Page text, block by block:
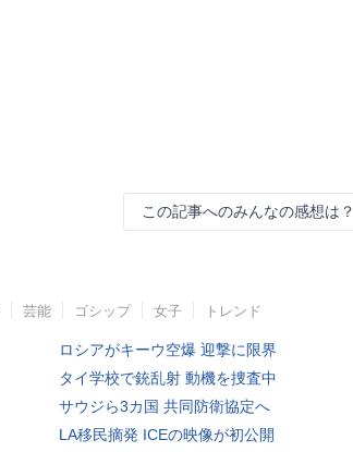
この記事へのみんなの感想は？
芸能 ゴシップ 女子 トレンド
ロシアがキーウ空爆 迎撃に限界
タイ学校で銃乱射 動機を捜査中
サウジら3カ国 共同防衛協定へ
LA移民摘発 ICEの映像が初公開